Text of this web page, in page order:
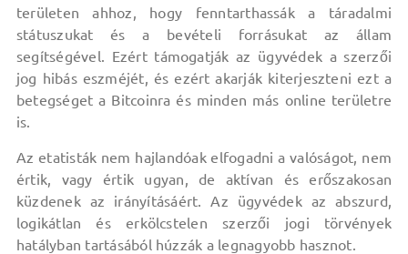
területen ahhoz, hogy fenntarthassák a táradalmi
státuszukat és a bevételi forrásukat az állam
segítségével. Ezért támogatják az ügyvédek a szerzői
jog hibás eszméjét, és ezért akarják kiterjeszteni ezt a
betegséget a Bitcoinra és minden más online területre
is.
Az etatisták nem hajlandóak elfogadni a valóságot, nem
értik, vagy értik ugyan, de aktívan és erőszakosan
küzdenek az irányításáért. Az ügyvédek az abszurd,
logikátlan és erkölcstelen szerzői jogi törvények
hatályban tartásából húzzák a legnagyobb hasznot.